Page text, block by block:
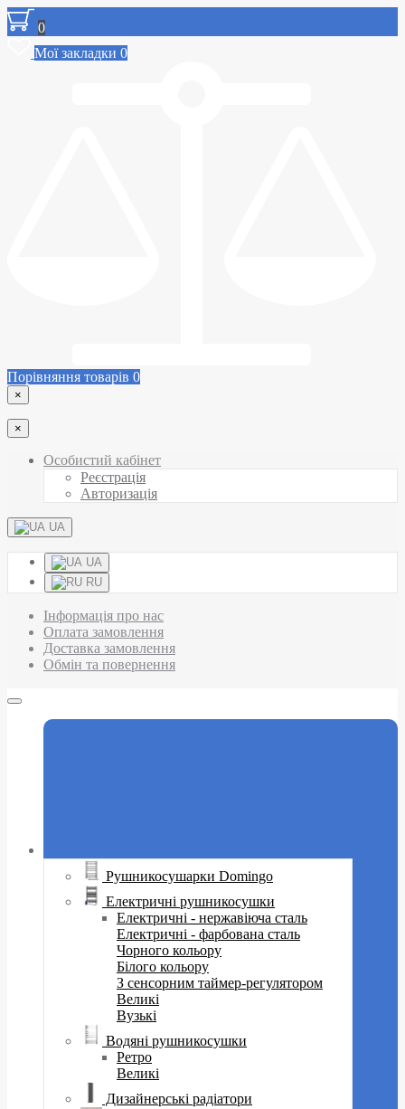
0
Мої закладки 0
Порівняння товарів 0
×
×
Особистий кабінет
Реєстрація
Авторизація
UA
UA
RU
Інформація про нас
Оплата замовлення
Доставка замовлення
Обмін та повернення
Рушникосушарки Domingo
Електричні рушникосушки
Електричні - нержавіюча сталь
Електричні - фарбована сталь
Чорного кольору
Білого кольору
З сенсорним таймер-регулятором
Великі
Вузькі
Водяні рушникосушки
Ретро
Великі
Дизайнерські радіатори